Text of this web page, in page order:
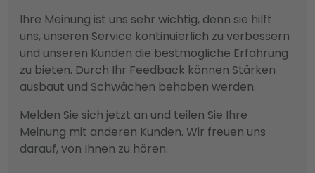
Ihre Meinung ist uns sehr wichtig, denn sie hilft
uns, unseren Service kontinuierlich zu verbessern
und unseren Kunden die bestmögliche Erfahrung
zu bieten. Durch Ihr Feedback können Stärken
ausbaut und Schwächen behoben werden.
Melden Sie sich jetzt an und teilen Sie Ihre
Meinung mit anderen Kunden. Wir freuen uns
darauf, von Ihnen zu hören.